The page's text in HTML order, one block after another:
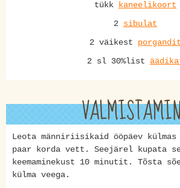
tükk kaneelikoort
2 sibulat
2 väikest porgandit
2 sl 30%list
Leota männiriisikaid ööpäev külmas
paar korda vett. Seejärel kupata
keemaminekust 10 minutit. Tõsta
külma veega.